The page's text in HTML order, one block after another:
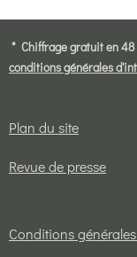
* Chiffrage gratuit en 48
conditions générales
Plan du site
Revue de presse
Conditions